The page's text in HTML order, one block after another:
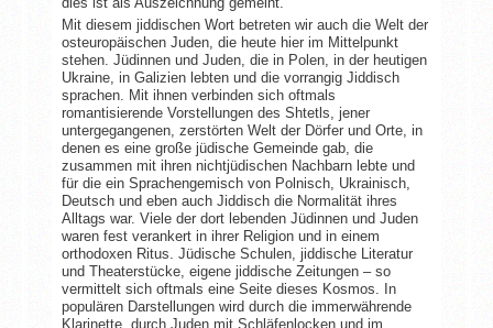
Mit diesem jiddischen Wort betreten wir auch die Welt der
osteuropäischen Juden, die heute hier im Mittelpunkt
stehen. Jüdinnen und Juden, die in Polen, in der heutigen
Ukraine, in Galizien lebten und die vorrangig Jiddisch
sprachen. Mit ihnen verbinden sich oftmals
romantisierende Vorstellungen des Shtetls, jener
untergegangenen, zerstörten Welt der Dörfer und Orte, in
denen es eine große jüdische Gemeinde gab, die
zusammen mit ihren nichtjüdischen Nachbarn lebte und
für die ein Sprachengemisch von Polnisch, Ukrainisch,
Deutsch und eben auch Jiddisch die Normalität ihres
Alltags war. Viele der dort lebenden Jüdinnen und Juden
waren fest verankert in ihrer Religion und in einem
orthodoxen Ritus. Jüdische Schulen, jiddische Literatur
und Theaterstücke, eigene jiddische Zeitungen – so
vermittelt sich oftmals eine Seite dieses Kosmos. In
populären Darstellungen wird durch die immerwährende
Klarinette, durch Juden mit Schläfenlocken und im